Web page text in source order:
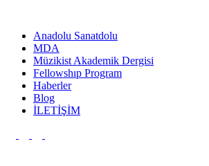
Anadolu Sanatdolu
MDA
Müzikist Akademik Dergisi
Fellowshıp Program
Haberler
Blog
İLETİŞİM